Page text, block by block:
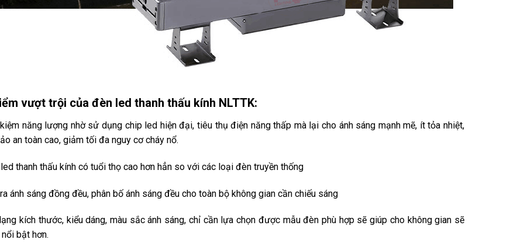
vượt trội của đèn led thanh thấu kính NLTTK:
năng lượng nhờ sử dụng chip led hiện đại, tiêu thụ điện năng thấp mà lại cho ánh sáng mạnh mẽ, ít tỏa nhiệt,
an toàn cao, giảm tối đa nguy cơ cháy nổ.
thanh thấu kính có tuổi thọ cao hơn hẳn so với các loại đèn truyền thống
ánh sáng đồng đều, phân bố ánh sáng đều cho toàn bộ không gian cần chiếu sáng
kích thước, kiểu dáng, màu sắc ánh sáng, chỉ cần lựa chọn được mẫu đèn phù hợp sẽ giúp cho không gian sẽ
bật hơn.